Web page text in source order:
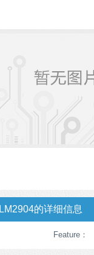
LM2904的详细信息
Feature：